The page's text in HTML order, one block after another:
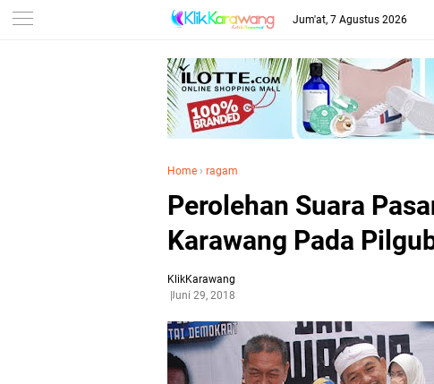
Jum'at, 7 Agustus 2026
Home › ragam
Perolehan Suara
Karawang Pada
KlikKarawang
Juni 29, 2018